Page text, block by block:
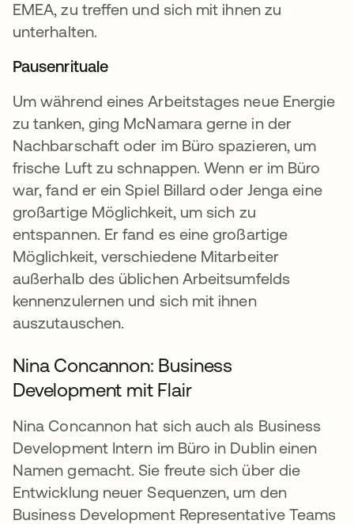
EMEA, zu treffen und sich mit ihnen zu
unterhalten.
Pausenrituale
Um während eines Arbeitstages neue Energie
zu tanken, ging McNamara gerne in der
Nachbarschaft oder im Büro spazieren, um
frische Luft zu schnappen. Wenn er im Büro
war, fand er ein Spiel Billard oder Jenga eine
großartige Möglichkeit, um sich zu
entspannen. Er fand es eine großartige
Möglichkeit, verschiedene Mitarbeiter
außerhalb des üblichen Arbeitsumfelds
kennenzulernen und sich mit ihnen
auszutauschen.
Nina Concannon: Business
Development mit Flair
Nina Concannon hat sich auch als Business
Development Intern im Büro in Dublin einen
Namen gemacht. Sie freute sich über die
Entwicklung neuer Sequenzen, um den
Business Development Representative Teams